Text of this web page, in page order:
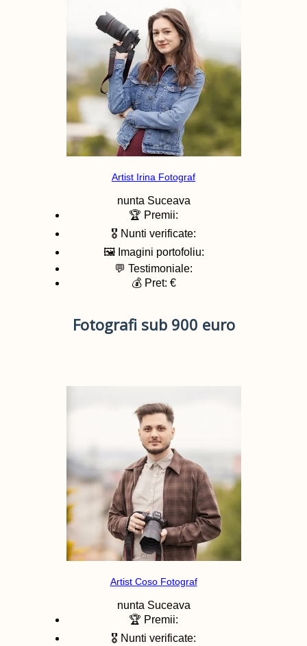
Artist Irina Fotograf
nunta Suceava
🏆 Premii:
🎖️ Nunti verificate:
🖼️ Imagini portofoliu:
💬 Testimoniale:
💰 Pret: €
Fotografi sub 900 euro
Artist Coso Fotograf
nunta Suceava
🏆 Premii:
🎖️ Nunti verificate: